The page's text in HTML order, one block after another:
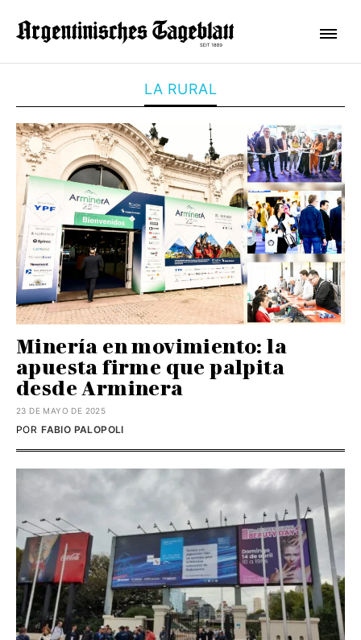
LA RURAL
Minería en movimiento: la
apuesta firme que palpita
desde Arminera
23 DE MAYO DE 2025
FABIO PALOPOLI
POR